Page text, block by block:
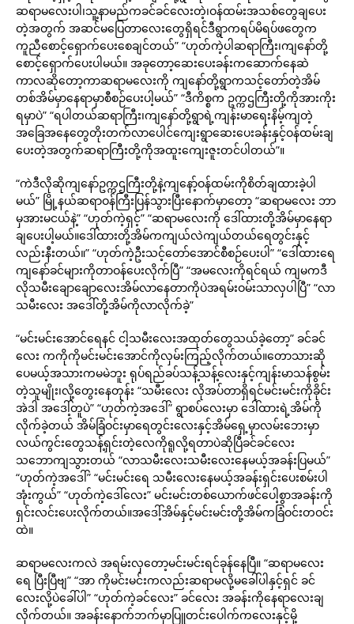
ဆရာမလေးပါ၊သူ့နာမည်ကခင်ခင်လေးတဲ့၊ဝန်ထမ်းအသစ်တွေချပေး
တဲ့အတွက် အဆင်မပြေတာလေးတွေရှိရင်ဒီရွာကရပ်မိရပ်ဖတွေက
ကူညီစောင့်ရှောက်ပေးစေချင်တယ်” “ဟုတ်ကဲ့ပါဆရာကြီး၊ကျနော်တို့
စောင့်ရှောက်ပေးပါမယ်။ အခုတော့ဆေးပေးခန်းကဆောက်နေဆဲ
ကာလဆိုတော့ကာဆရာမလေးကို ကျနော်တို့ရွာကသင့်တော်တဲ့အိမ်
တစ်အိမ်မှာနေရာမှာစီစဉ်ပေးပါ့မယ်” “ဒီကိစ္စက ဥက္ကဌကြီးတို့ကိုအားကိုး
ရမှာပဲ” “ရပါတယ်ဆရာကြီး၊ကျနော်တို့ရွာရဲ့ကျန်းမာရေးနိမ့်ကျတဲ့
အခြေအနေတွေတိုးတက်လာပေါင်ကျေးရွာဆေးပေးခန်းနှင့်ဝန်ထမ်းချ
ပေးတဲ့အတွက်ဆရာကြီးတို့ကိုအထူးကျေးဇူးတင်ပါတယ်”။
“ကဲဒီလိုဆိုကျနော်ဥက္ကဌကြီးတို့နဲ့ကျနော့်ဝန်ထမ်းကိုစိတ်ချထားခဲ့ပါ
မယ်” မြို့နယ်ဆရာဝန်ကြီးပြန်သွားပြီးနောက်မှာတော့ “ဆရာမလေး ဘာ
မှအားမငယ်နဲ့” “ဟုတ်ကဲ့ရှင့်” “ဆရာမလေးကို ဒေါ်ထားတို့အိမ်မှာနေရာ
ချပေးပါ့မယ်။ဒေါ်ထားတို့အိမ်ကကျယ်လဲကျယ်တယ်ရေတွင်းနှင့်
လည်းနီးတယ်။” “ဟုတ်ကဲ့ဦးသင့်တော်အောင်စီစဉ်ပေးပါ” “ဒေါ်ထားရေ
ကျနော်ခင်များကိုတာဝန်ပေးလိုက်ပြီ” “အမလေးကိုရင်ရယ် ကျမကဒီ
လိုသမီးချောချောလေးအိမ်လာနေတာကိုပဲအရမ်းဝမ်းသာလှပါပြီ” “လာ
သမီးလေး အဒေါ်တို့အိမ်ကိုလာလိုက်ခဲ့”
“မင်းမင်းအောင်ရေနင် ငါ့သမီးလေးအထုတ်တွေသယ်ခဲ့တော့” ခင်ခင်
လေး ကကိုကိုမင်းမင်းအောင်ကိုလှမ်းကြည့်လိုက်တယ်။တောသားဆို
ပေမယ့်အသားကမမဲဘူး ရုပ်ရည်ခပ်သန့်သန့်လေးနှင့်ကျန်းမာသန်စွမ်း
တဲ့သူမျိုး၊လို့တွေးနေတုန်း “သမီးလေး လိုအပ်တာရှိရင်မင်းမင်းကိုခိုင်း
အဲဒါ အဒေါ့်တူပဲ” “ဟုတ်ကဲ့အဒေါ်” ရွာစပ်လေးမှာ ဒေါ်ထားရဲ့အိမ်ကို
လိုက်ခဲ့တယ် အိမ်ခြံဝင်းမှာရေတွင်းလေးနှင့်အိမ်ရှေ့မှာလမ်းဘေးမှာ
လယ်ကွင်းတွေသန့်ရှင်းတဲ့လေကိုရူလို့ရတာပဲဆိုပြီခင်ခင်လေး
သဘောကျသွားတယ် “လာသမီးလေးသမီးလေးနေမယ့်အခန်းပြမယ်”
“ဟုတ်ကဲ့အဒေါ်” “မင်းမင်းရေ သမီးလေးနေမယ့်အခန်းရှင်းပေးစမ်းပါ
အုံးကွယ်” “ဟုတ်ကဲ့ဒေါ်လေး” မင်းမင်းတစ်ယောက်ဖင်ပေါ့စွာအခန်းကို
ရှင်းလင်းပေးလိုက်တယ်။အဒေါ့်အိမ်နှင့်မင်းမင်းတို့အိမ်ကခြံဝင်းတဝင်း
ထဲ။
ဆရာမလေးကလဲ အရမ်းလှတော့မင်းမင်းရင်ခုန်နေပြီ။ “ဆရာမလေး
ရေ ပြီးပြီဗျ” “အာ ကိုမင်းမင်းကလည်းဆရာမလို့မခေါ်ပါနှင့်ရှင် ခင်
လေးလို့ပဲခေါ်ပါ” “ဟုတ်ကဲ့ခင်လေး” ခင်လေး အခန်းကိုနေရာလေးချ
လိုက်တယ်။ အခန်းနောက်ဘက်မှာပြူတင်းပေါက်ကလေးနှင့်မို့